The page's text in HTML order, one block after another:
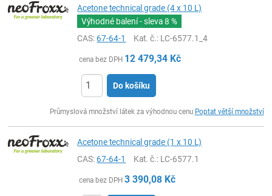
Acetone technical grade (4 x 10 L)
Výhodné balení - sleva8 %
CAS:67-64-1 Kat. č.: LC-6577.1_4
cena bez DPH 12 479,34 Kč
Do košíku
Průmyslová množství látek za výhodnou cenu Poptat větší množství
Acetone technical grade (1 x 10 L)
CAS:67-64-1 Kat. č.: LC-6577.1
cena bez DPH 3 390,08 Kč